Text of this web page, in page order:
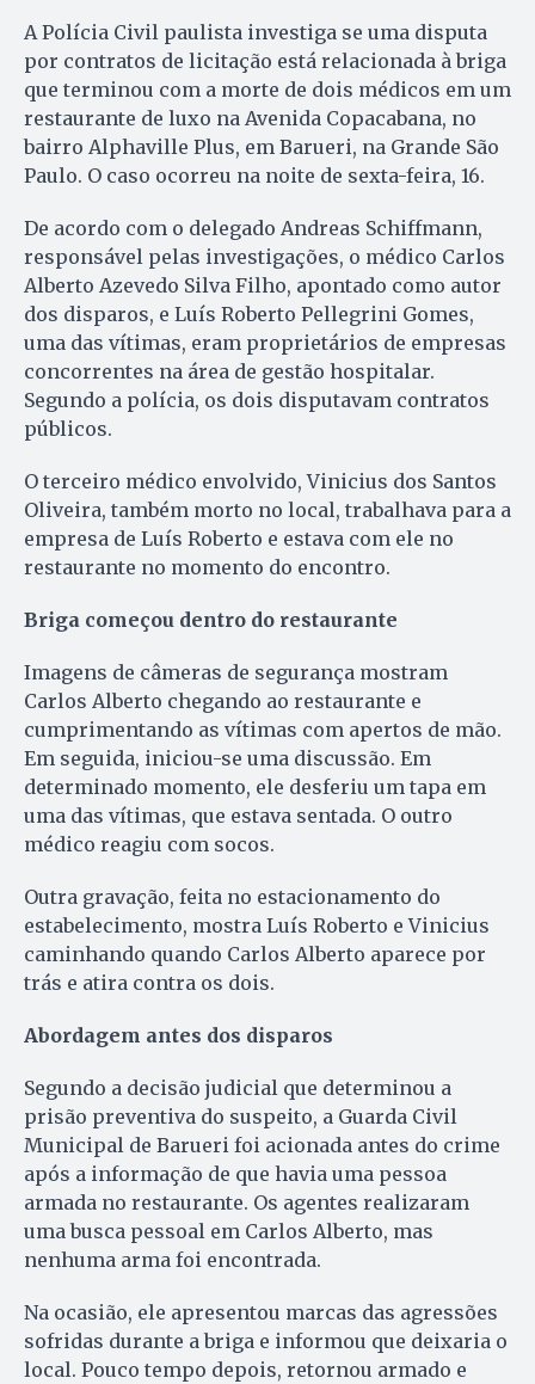
A Polícia Civil paulista investiga se uma disputa
por contratos de licitação está relacionada à briga
que terminou com a morte de dois médicos em um
restaurante de luxo na Avenida Copacabana, no
bairro Alphaville Plus, em Barueri, na Grande São
Paulo. O caso ocorreu na noite de sexta-feira, 16.
De acordo com o delegado Andreas Schiffmann,
responsável pelas investigações, o médico Carlos
Alberto Azevedo Silva Filho, apontado como autor
dos disparos, e Luís Roberto Pellegrini Gomes,
uma das vítimas, eram proprietários de empresas
concorrentes na área de gestão hospitalar.
Segundo a polícia, os dois disputavam contratos
públicos.
O terceiro médico envolvido, Vinicius dos Santos
Oliveira, também morto no local, trabalhava para a
empresa de Luís Roberto e estava com ele no
restaurante no momento do encontro.
Briga começou dentro do restaurante
Imagens de câmeras de segurança mostram
Carlos Alberto chegando ao restaurante e
cumprimentando as vítimas com apertos de mão.
Em seguida, iniciou-se uma discussão. Em
determinado momento, ele desferiu um tapa em
uma das vítimas, que estava sentada. O outro
médico reagiu com socos.
Outra gravação, feita no estacionamento do
estabelecimento, mostra Luís Roberto e Vinicius
caminhando quando Carlos Alberto aparece por
trás e atira contra os dois.
Abordagem antes dos disparos
Segundo a decisão judicial que determinou a
prisão preventiva do suspeito, a Guarda Civil
Municipal de Barueri foi acionada antes do crime
após a informação de que havia uma pessoa
armada no restaurante. Os agentes realizaram
uma busca pessoal em Carlos Alberto, mas
nenhuma arma foi encontrada.
Na ocasião, ele apresentou marcas das agressões
sofridas durante a briga e informou que deixaria o
local. Pouco tempo depois, retornou armado e